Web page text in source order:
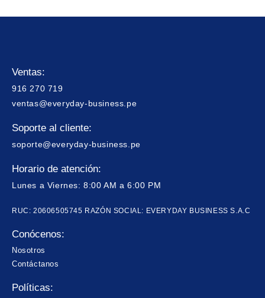
Ventas:
916 270 719
ventas@everyday-business.pe
Soporte al cliente:
soporte@everyday-business.pe
Horario de atención:
Lunes a Viernes: 8:00 AM a 6:00 PM
RUC: 20606505745 RAZÓN SOCIAL: EVERYDAY BUSINESS S.A.C
Conócenos:
Nosotros
Contáctanos
Políticas: